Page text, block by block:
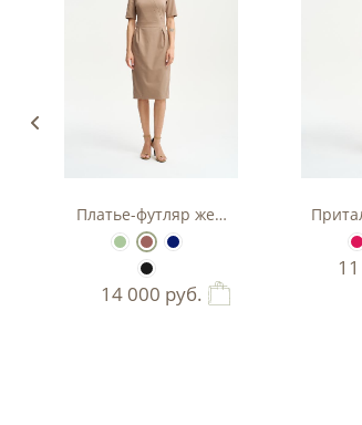
Платье-футляр женское
14 000 руб.